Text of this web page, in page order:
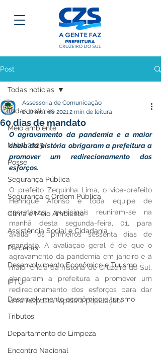
Post
Todas notícias
Meio ambiente
Natal 2025
Posse
Segurança Pública
Segurança e Ordem Pública
Clima e Meio Ambiente
Assistência Social e Cidadania
Parcerias
Desenvolvimento Econômico e Turismo
IPTU
Desenvolvimento econômico e turismo
Tributos
Departamento de Limpeza
Encontro Nacional
Todas notícias
60 dias de mandato
Assessoria de Comunicação
1 de mar. de 20212 min de leitura
O agravamento da pandemia e a maior
cheia da história obrigaram a prefeitura a
promover um redirecionamento dos
esforços.
O prefeito Zequinha Lima, o vice-prefeito
Henrique Afonso e toda equipe de
secretários municipais reuniram-se na
manhã desta segunda-feira, 01, para
avaliar os primeiros sessenta dias de
mandato. A avaliação geral é de que o
agravamento da pandemia em janeiro e a
maior cheia da história de Cruzeiro do Sul,
obrigaram a prefeitura a promover um
redirecionamento dos esforços para dar
uma resposta rápida à população.